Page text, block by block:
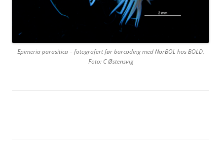
Epimeria parasitica – fotografert før barcoding med NorBOL hos BOLD.
Foto: C Østensvig